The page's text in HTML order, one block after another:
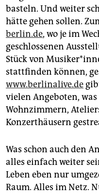
basteln. Und weiter
hätte gehen sollen.
berlin.de, wo je im
geschlossenen
Stück von
stattfinden können,
www.berlinalive.de
vielen Angeboten,
Wohnzimmern,
Konzerthäusern
Was schon auch den
alles einfach weiter
Leben eben nur
Raum. Alles im Netz.